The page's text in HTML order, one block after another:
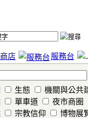
商店 服務台
生態
機關與公共
單車道
夜市商圈
宗教信仰
博物展